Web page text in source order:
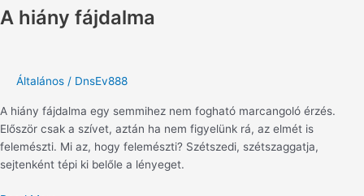
A hiány fájdalma
Általános / DnsEv888
A hiány fájdalma egy semmihez nem fogható marcangoló érzés.
Először csak a szívet, aztán ha nem figyelünk rá, az elmét is
felemészti. Mi az, hogy felemészti? Szétszedi, szétszaggatja,
sejtenként tépi ki belőle a lényeget.